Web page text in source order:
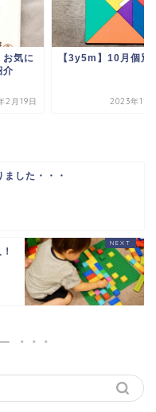
お気に
介
2月19日
【3y5m】10月個別
2023年11
した・・・